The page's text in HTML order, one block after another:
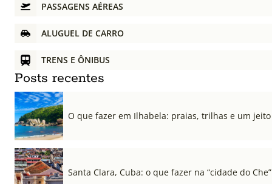
PASSAGENS AÉREAS
ALUGUEL DE CARRO
TRENS E ÔNIBUS
Posts recentes
O que fazer em Ilhabela: praias, trilhas e um
Santa Clara, Cuba: o que fazer na “cidade do Che”